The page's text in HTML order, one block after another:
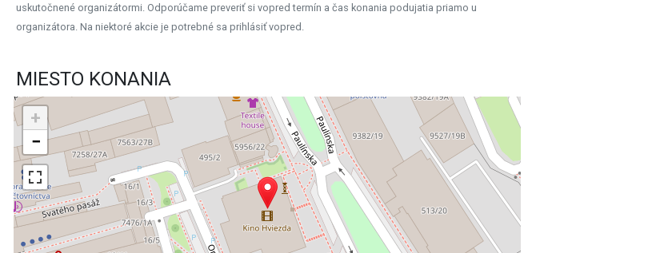
uskutočnené organizátormi. Odporúčame preveriť si vopred termín a čas konania podujatia priamo u
organizátora. Na niektoré akcie je potrebné sa prihlásiť vopred.
MIESTO KONANIA
+
−